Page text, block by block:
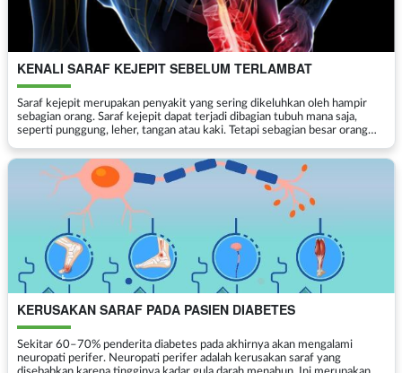
KENALI SARAF KEJEPIT SEBELUM TERLAMBAT
Saraf kejepit merupakan penyakit yang sering dikeluhkan oleh hampir
sebagian orang. Saraf kejepit dapat terjadi dibagian tubuh mana saja,
seperti punggung, leher, tangan atau kaki. Tetapi sebagian besar orang
KERUSAKAN SARAF PADA PASIEN DIABETES
Sekitar 60–70% penderita diabetes pada akhirnya akan mengalami
neuropati perifer. Neuropati perifer adalah kerusakan saraf yang